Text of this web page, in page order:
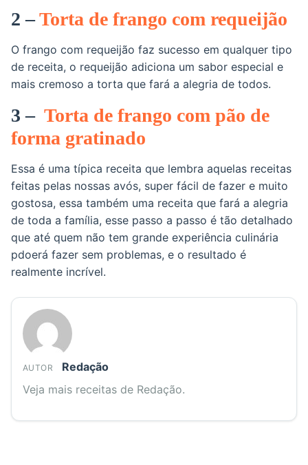
2 –Torta de frango com requeijão
O frango com requeijão faz sucesso em qualquer tipo
de receita, o requeijão adiciona um sabor especial e
mais cremoso a torta que fará a alegria de todos.
3 – Torta de frango com pão de
forma gratinado
Essa é uma típica receita que lembra aquelas receitas
feitas pelas nossas avós, super fácil de fazer e muito
gostosa, essa também uma receita que fará a alegria
de toda a família, esse passo a passo é tão detalhado
que até quem não tem grande experiência culinária
pdoerá fazer sem problemas, e o resultado é
realmente incrível.
AUTOR
Redação
Veja mais receitas de Redação.